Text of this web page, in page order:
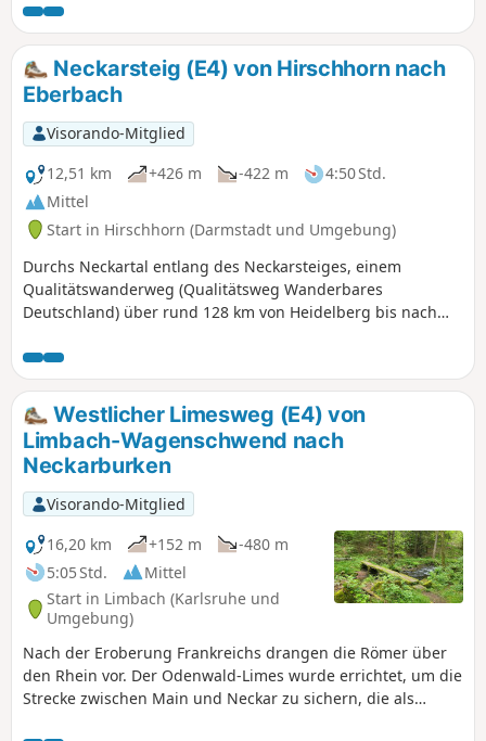
Chr. erbauten, Grenzwall sollte die römische Provinz
Germania Superior geschützt werden. Deine Wanderung
führt in der fünften und letzten Etappe entlang der
ehemaligen Grenzlinie von Neckarburken bis nach
Neckarzimmern. Während dieser landschaftlich und
kulturell bereichernden Tour passierst Du Überreste
römischer Wachttürme, Kastelle (Truppenunterkünfte),
Badeanlagen und Grenzbefestigungen. Informative Tafeln
weisen auf die Sehenswürdigkeiten hin und geben
Einblicke in das Leben in der ehemaligen Grenzregion.
Neckarsteig (E4) von Hirschhorn nach
Eberbach
Visorando-Mitglied
12,51 km
+426 m -422 m
4:50 Std.
Mittel
Start in Hirschhorn (Darmstadt und Umgebung)
Durchs Neckartal entlang des Neckarsteiges, einem
Qualitätswanderweg (Qualitätsweg Wanderbares
Deutschland) über rund 128 km von Heidelberg bis nach
Mehrtages- oder Tagestour erwandern. Diese Etappe führt
Dich von Hirschhorn nach Eberbach.
Westlicher Limesweg (E4) von
Limbach-Wagenschwend nach
Neckarburken
Visorando-Mitglied
16,20 km
+152 m
-480 m
5:05 Std.
Mittel
Start in Limbach (Karlsruhe und
Umgebung)
Nach der Eroberung Frankreichs drangen die Römer über
den Rhein vor. Der Odenwald-Limes wurde errichtet, um die
Strecke zwischen Main und Neckar zu sichern, die als